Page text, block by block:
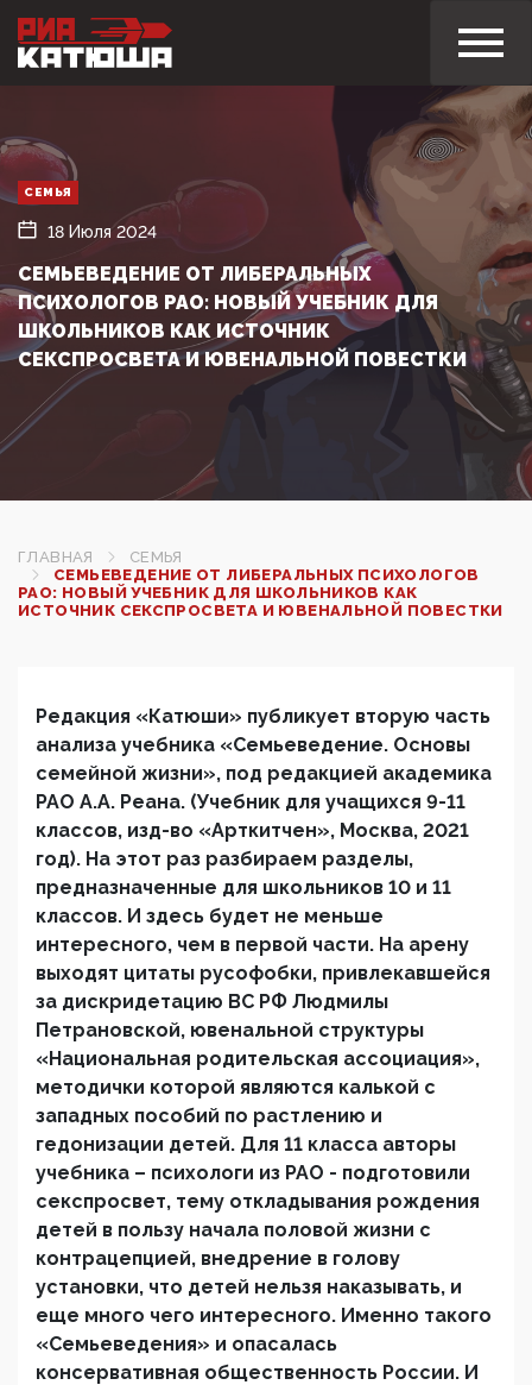
СЕМЬЯ
18 Июля 2024
СЕМЬЕВЕДЕНИЕ ОТ ЛИБЕРАЛЬНЫХ
ПСИХОЛОГОВ РАО: НОВЫЙ УЧЕБНИК ДЛЯ
ШКОЛЬНИКОВ КАК ИСТОЧНИК
СЕКСПРОСВЕТА И ЮВЕНАЛЬНОЙ ПОВЕСТКИ
ГЛАВНАЯ
СЕМЬЯ
СЕМЬЕВЕДЕНИЕ ОТ ЛИБЕРАЛЬНЫХ ПСИХОЛОГОВ
РАО: НОВЫЙ УЧЕБНИК ДЛЯ ШКОЛЬНИКОВ КАК
ИСТОЧНИК СЕКСПРОСВЕТА И ЮВЕНАЛЬНОЙ ПОВЕСТКИ
Редакция «Катюши» публикует вторую часть
анализа учебника «Семьеведение. Основы
семейной жизни», под редакцией академика
РАО А.А. Реана. (Учебник для учащихся 9-11
классов, изд-во «Арткитчен», Москва, 2021
год). На этот раз разбираем разделы,
предназначенные для школьников 10 и 11
классов. И здесь будет не меньше
интересного, чем в первой части. На арену
выходят цитаты русофобки, привлекавшейся
за дискридетацию ВС РФ Людмилы
Петрановской, ювенальной структуры
«Национальная родительская ассоциация»,
методички которой являются калькой с
западных пособий по растлению и
гедонизации детей. Для 11 класса авторы
учебника – психологи из РАО - подготовили
секспросвет, тему откладывания рождения
детей в пользу начала половой жизни с
контрацепцией, внедрение в голову
установки, что детей нельзя наказывать, и
еще много чего интересного. Именно такого
«Семьеведения» и опасалась
консервативная общественность России. И